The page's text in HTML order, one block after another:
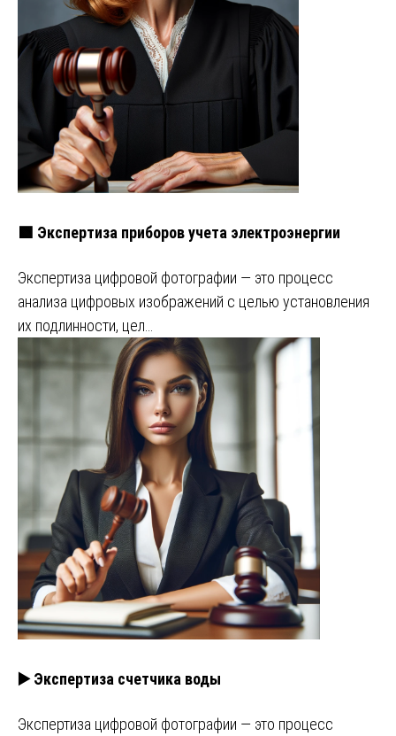
🟩 Экспертиза приборов учета электроэнергии
Экспертиза цифровой фотографии — это процесс
анализа цифровых изображений с целью установления
их подлинности, цел…
▶️ Экспертиза счетчика воды
Экспертиза цифровой фотографии — это процесс